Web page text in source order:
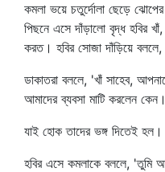
কমলা ভয়ে চতুর্দোলা ছেড়ে
পিছনে এসে দাঁড়ালো বৃদ্ধ হবির
করত। হবির সোজা দাঁড়িয়ে
ডাকাতরা বললে, 'খাঁ সাহেব,
আমাদের ব্যবসা মাটি করলেন
যাই হোক তাদের ভঙ্গ দিতেই হল।
হবির এসে কমলাকে বললে, 'তুমি